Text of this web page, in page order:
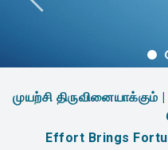
முயற்சி
Effort Brings